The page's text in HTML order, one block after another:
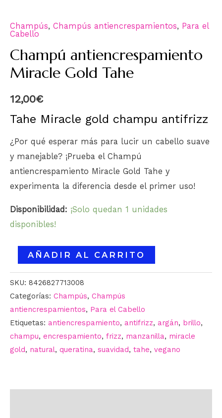
Champús, Champús antiencrespamientos, Para el
Cabello
Champú antiencrespamiento
Miracle Gold Tahe
12,00€
Tahe Miracle gold champu antifrizz
¿Por qué esperar más para lucir un cabello suave
y manejable? ¡Prueba el Champú
antiencrespamiento Miracle Gold Tahe y
experimenta la diferencia desde el primer uso!
Disponibilidad: ¡Solo quedan 1 unidades
disponibles!
AÑADIR AL CARRITO
SKU: 8426827713008
Categorías: Champús, Champús
antiencrespamientos, Para el Cabello
Etiquetas: antiencrespamiento, antifrizz, argán, brillo,
champu, encrespamiento, frizz, manzanilla, miracle
gold, natural, queratina, suavidad, tahe, vegano